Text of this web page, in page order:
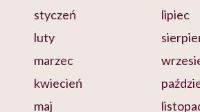
styczeń
luty
marzec
kwiecień
maj
lipiec